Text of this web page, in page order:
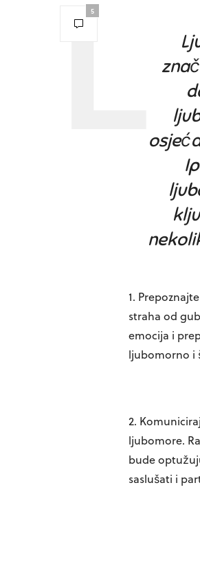
5
1.
straha od
emocija i
ljubomorno i
2.
ljubomore.
bude
saslušati i